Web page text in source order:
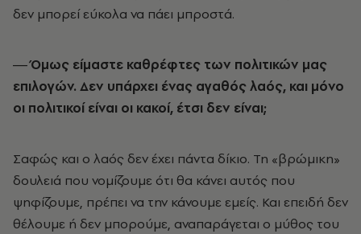
δεν μπορεί εύκολα να πάει μπροστά.
― Όμως είμαστε καθρέφτες των πολιτικών μας
επιλογών. Δεν υπάρχει ένας αγαθός λαός, και μόνο
οι πολιτικοί είναι οι κακοί, έτσι δεν είναι;
Σαφώς και ο λαός δεν έχει πάντα δίκιο. Τη «βρώμικη»
δουλειά που νομίζουμε ότι θα κάνει αυτός που
ψηφίζουμε, πρέπει να την κάνουμε εμείς. Και επειδή δεν
θέλουμε ή δεν μπορούμε, αναπαράγεται ο μύθος του